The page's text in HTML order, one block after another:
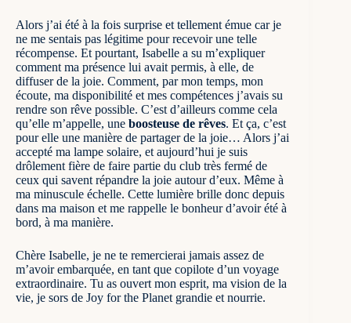
Alors j’ai été à la fois surprise et tellement émue car je
ne me sentais pas légitime pour recevoir une telle
récompense. Et pourtant, Isabelle a su m’expliquer
comment ma présence lui avait permis, à elle, de
diffuser de la joie. Comment, par mon temps, mon
écoute, ma disponibilité et mes compétences j’avais su
rendre son rêve possible. C’est d’ailleurs comme cela
qu’elle m’appelle, une boosteuse de rêves. Et ça, c’est
pour elle une manière de partager de la joie… Alors j’ai
accepté ma lampe solaire, et aujourd’hui je suis
drôlement fière de faire partie du club très fermé de
ceux qui savent répandre la joie autour d’eux. Même à
ma minuscule échelle. Cette lumière brille donc depuis
dans ma maison et me rappelle le bonheur d’avoir été à
bord, à ma manière.
Chère Isabelle, je ne te remercierai jamais assez de
m’avoir embarquée, en tant que copilote d’un voyage
extraordinaire. Tu as ouvert mon esprit, ma vision de la
vie, je sors de Joy for the Planet grandie et nourrie.